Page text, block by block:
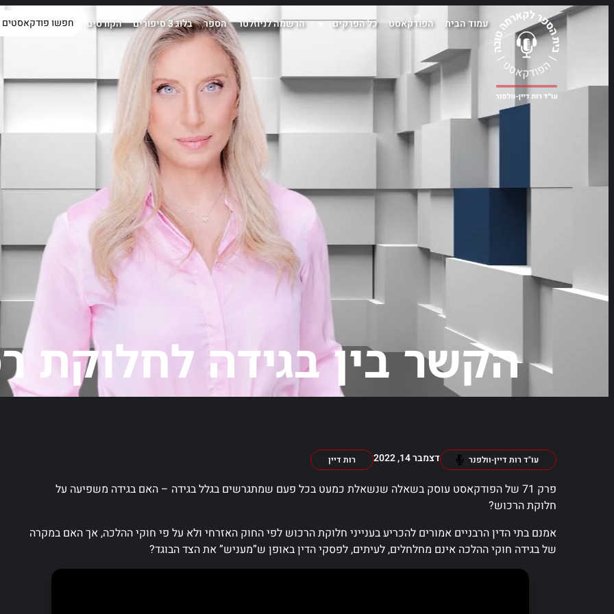
עמוד הבית הפודקאסט כל הפרקים הרשמה לניוזלטר הספר בלוג 3 סיפורים הקורסים
הקשר בין בגידה לחלוקת
עו"ד רות דיין-וולפנר דצמבר 14, 2022 רות דיין
פרק 71 של הפודקאסט עוסק בשאלה שנשאלת כמעט בכל פעם שמתגרשים בגלל בגידה – האם בגידה משפיעה על
חלוקת הרכוש?
אמנם בתי הדין הרבניים אמורים להכריע בענייני חלוקת הרכוש לפי החוק האזרחי ולא על פי חוקי ההלכה, אך האם במקרה
של בגידה חוקי ההלכה אינם מחלחלים, לעיתים, לפסקי הדין באופן ש”מעניש” את הצד הבוגד?